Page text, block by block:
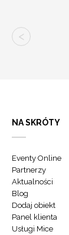
NA SKRÓTY
Eventy Online
Partnerzy
Aktualności
Blog
Dodaj obiekt
Panel klienta
Usługi Mice